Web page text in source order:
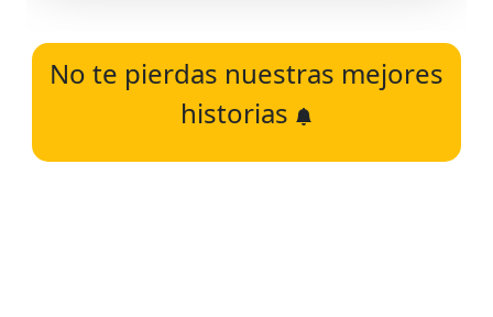
No te pierdas nuestras mejores
historias